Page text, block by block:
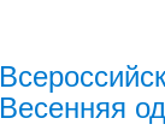
Весенняя